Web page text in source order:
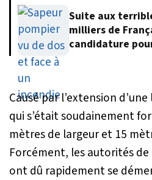
Suite aux
milliers de
candidature
Causé par l’extension
qui s’était soudainement
mètres de largeur et 15
Forcément, les autorités
ont dû rapidement se